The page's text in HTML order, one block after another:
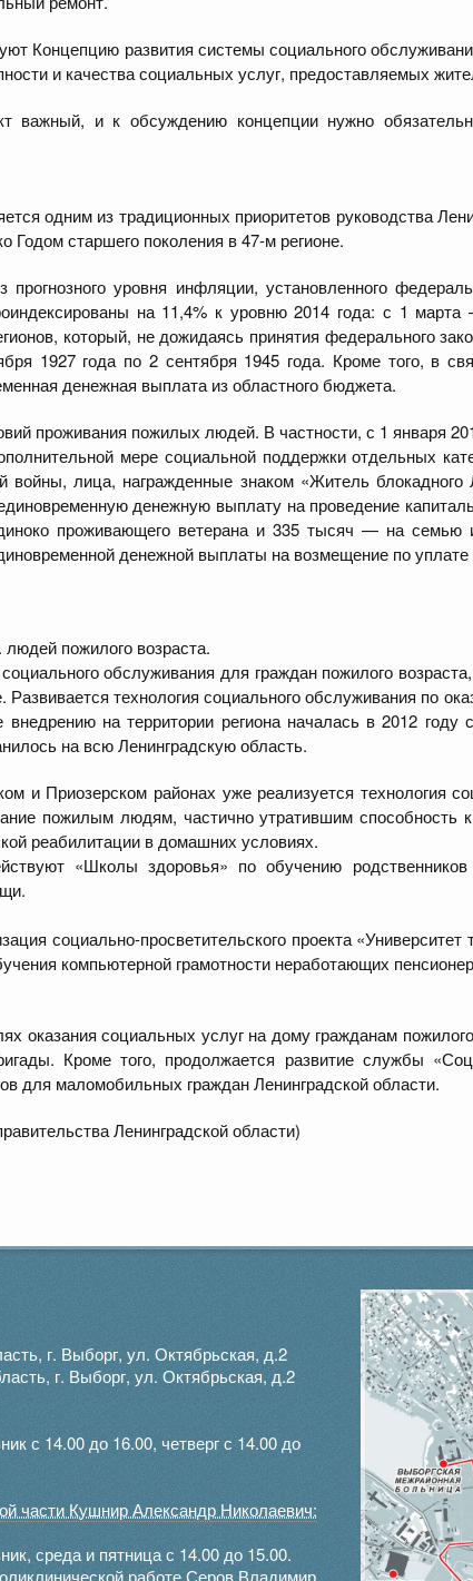
Концепцию развития системы социального
и качества социальных услуг, предоставляемых
важный, и к обсуждению концепции нужно
одним из традиционных приоритетов руководства
Годом старшего поколения в 47-м регионе.
прогнозного уровня инфляции, установленного
на 11,4% к уровню 2014 года: с 1
который, не дожидаясь принятия федерального
1927 года по 2 сентября 1945 года. Кроме того, в
денежная выплата из областного бюджета.
проживания пожилых людей. В частности, с 1 января
мере социальной поддержки отдельных
войны, лица, награжденные знаком «Житель блокадного
денежную выплату на проведение
проживающего ветерана и 335 тысяч — на
денежной выплаты на возмещение по
пожилого возраста.
обслуживания для граждан пожилого
Развивается технология социального обслуживания по
на территории региона началась в 2012
на всю Ленинградскую область.
и Приозерском районах уже реализуется технология
пожилым людям, частично утратившим
реабилитации в домашних условиях.
«Школы здоровья» по обучению
социально-просветительского проекта
компьютерной грамотности неработающих
оказания социальных услуг на дому гражданам
Кроме того, продолжается развитие службы
для маломобильных граждан Ленинградской области.
Ленинградской области)
г. Выборг, ул. Октябрьская, д.2
г. Выборг, ул. Октябрьская, д.2
с 14.00 до 16.00, четверг с 14.00 до
части Кушнир Александр Николаевич:
среда и пятница с 14.00 до 15.00.
работе Серов Владимир